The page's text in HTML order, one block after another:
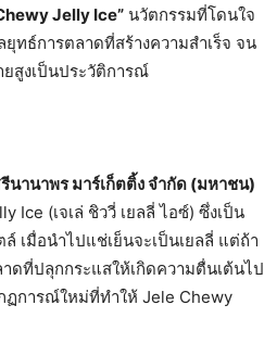
Jelly Ice” นวัตกรรมที่โดนใจ
ทธ์การตลาดที่สร้างความสำเร็จ จน
สูงเป็นประวัติการณ์
นานาพร มาร์เก็ตติ้ง จำกัด (มหาชน)
Ice (เจเล่ ชิววี่ เยลลี่ ไอซ์) ซึ่งเป็น
เมื่อนำไปแช่เย็นจะเป็นเยลลี่ แต่ถ้า
ดที่ปลุกกระแสให้เกิดความตื่นเต้นไป
ฏการณ์ใหม่ที่ทำให้ Jele Chewy